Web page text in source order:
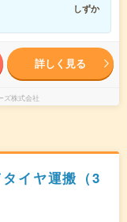
しずか
詳しく見る
ズ株式会社
イヤ運搬（3